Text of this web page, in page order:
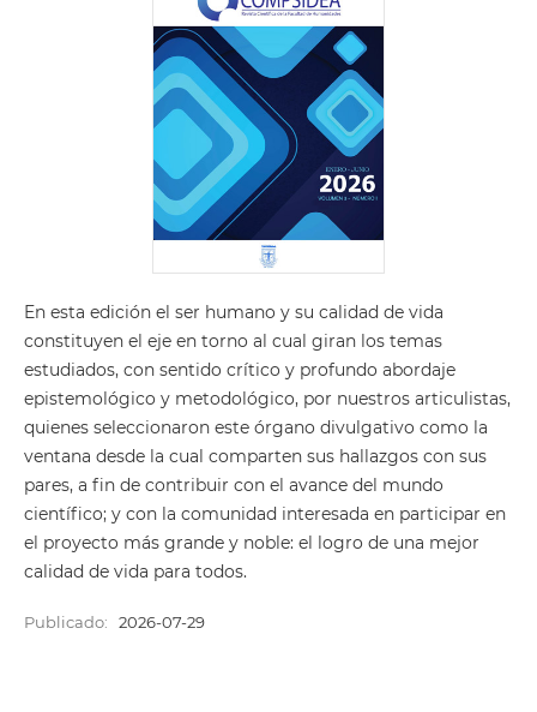
En esta edición el ser humano y su calidad de vida
constituyen el eje en torno al cual giran los temas
estudiados, con sentido crítico y profundo abordaje
epistemológico y metodológico, por nuestros articulistas,
quienes seleccionaron este órgano divulgativo como la
ventana desde la cual comparten sus hallazgos con sus
pares, a fin de contribuir con el avance del mundo
científico; y con la comunidad interesada en participar en
el proyecto más grande y noble: el logro de una mejor
calidad de vida para todos.
Publicado: 2026-07-29